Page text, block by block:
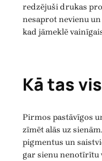
redzējuši drukas
nesaprot nevienu
kad jāmeklē
Kā tas
Pirmos pastāvīgos
zīmēt alās uz
pigmentus un
gar sienu nenotīrītu